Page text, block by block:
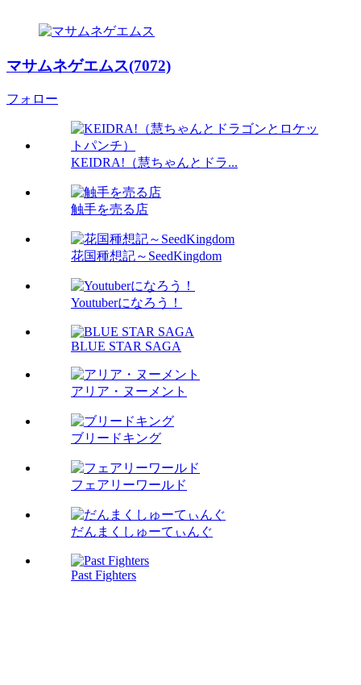
マサムネゲエムス(7072)
フォロー
KEIDRA!（慧ちゃんとドラ...
触手を売る店
花国種想記～SeedKingdom
Youtuberになろう！
BLUE STAR SAGA
アリア・ヌーメント
ブリードキング
フェアリーワールド
だんまくしゅーてぃんぐ
Past Fighters